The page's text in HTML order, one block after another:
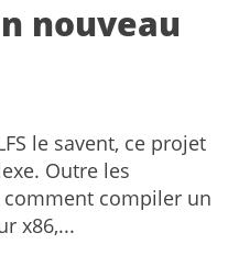
nouveau
le savent, ce projet
Outre les
compiler un
x86,...